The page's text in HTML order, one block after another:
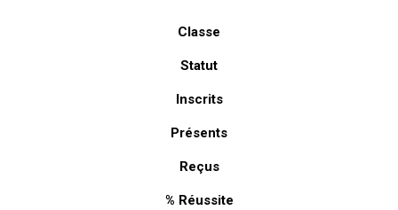
Classe
Statut
Inscrits
Présents
Reçus
% Réussite